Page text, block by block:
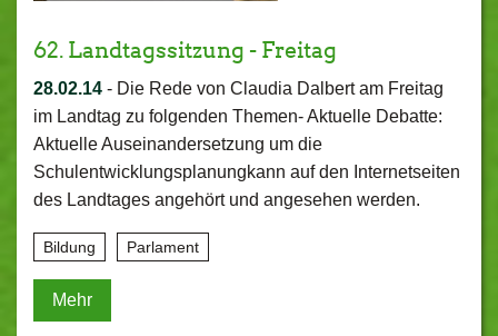
62. Landtagssitzung - Freitag
28.02.14 - Die Rede von Claudia Dalbert am Freitag
im Landtag zu folgenden Themen- Aktuelle Debatte:
Aktuelle Auseinandersetzung um die
Schulentwicklungsplanungkann auf den Internetseiten
des Landtages angehört und angesehen werden.
Bildung Parlament
Mehr